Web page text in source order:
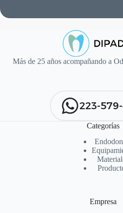
Más de 25 años acompañando a
223-
Categorías
Empresa